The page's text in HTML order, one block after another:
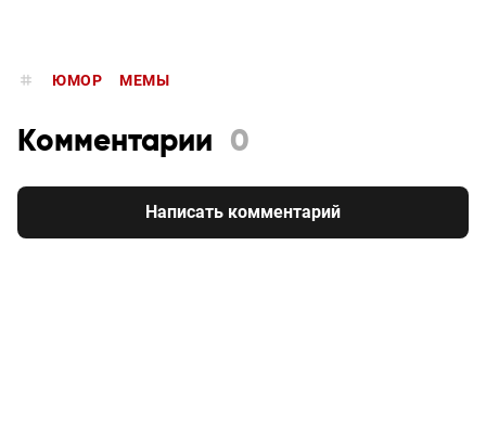
ЮМОР МЕМЫ
Комментарии 0
Написать комментарий